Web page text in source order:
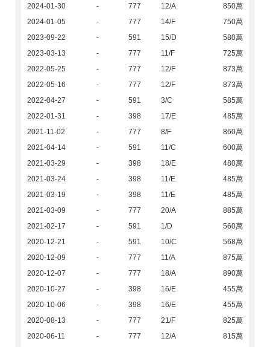
2024-01-30 - 777 12/A
850萬
2024-01-05
- 777 14/F
750萬
2023-09-22
- 591 15/D
580萬
2023-03-13
- 777 11/F
725萬
2022-05-25
- 777 12/F
873萬
2022-05-16
- 777 12/F
873萬
2022-04-27
- 591 3/C
585萬
2022-01-31
- 398 17/E
485萬
2021-11-02
- 777 8/F
860萬
2021-04-14
- 591 11/C
600萬
2021-03-29
- 398 18/E
480萬
2021-03-24
- 398 11/E
485萬
2021-03-19
- 398 11/E
485萬
2021-03-09
- 777 20/A
885萬
2021-02-17
- 591 1/D
560萬
2020-12-21
- 591 10/C
568萬
2020-12-09
- 777 11/A
875萬
2020-12-07
- 777 18/A
890萬
2020-10-27
- 398 16/E
455萬
2020-10-06
- 398 16/E
455萬
2020-08-13
- 777 21/F
825萬
2020-06-11
- 777 12/A
815萬